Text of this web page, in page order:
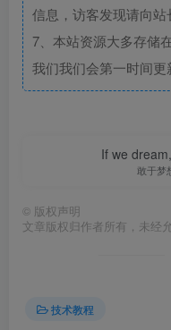
信息，访客发现请向站
7、本站资源大多存储
我们我们会第一时间更
If we
敢于梦
© 版权声明
文章版权归作者所有，未经
技术教程